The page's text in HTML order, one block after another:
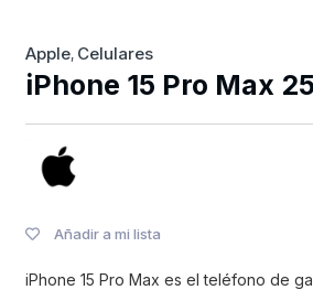
Apple, Celulares
iPhone 15 Pro Max
Añadir a mi lista
iPhone 15 Pro Max es el teléfono de